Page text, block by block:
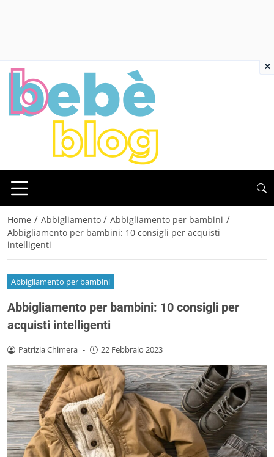
Home / Abbigliamento / Abbigliamento per bambini /
Abbigliamento per bambini: 10 consigli per acquisti
intelligenti
Abbigliamento per bambini
Abbigliamento per bambini: 10 consigli per
acquisti intelligenti
Patrizia Chimera - 22 Febbraio 2023
×